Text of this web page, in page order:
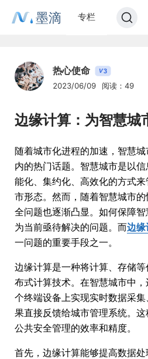
墨滴 专栏
热心使命 V3
2023/06/09 阅读：49
边缘计算：为智慧城
随着城市化进程的加速，智慧
内的热门话题。智慧城市是以
能化、集约化、高效化的方式
市形态。然而，随着智慧城市
全问题也逐渐凸显。如何保障
为当前亟待解决的问题。而边缘
一问题的重要手段之一。
边缘计算是一种将计算、存储
布式计算技术。在智慧城市中
个终端设备上实现实时数据采
果直接反馈给城市管理系统。
公共安全管理的效率和精度。
首先，边缘计算能够提高数据